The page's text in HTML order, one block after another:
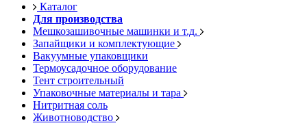
Каталог
Для производства
Мешкозашивочные машинки и т.д.
Запайщики и комплектующие
Вакуумные упаковщики
Термоусадочное оборудование
Тент строительный
Упаковочные материалы и тара
Нитритная соль
Животноводство